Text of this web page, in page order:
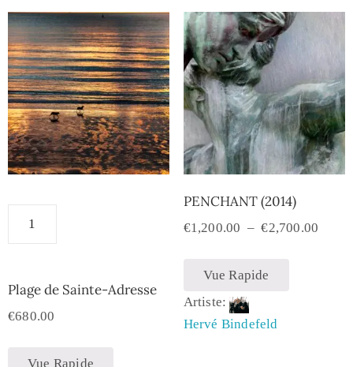
Plage de Sainte-Adresse
€680.00
Vue Rapide
PENCHANT (2014)
€1,200.00 – €2,700.00
Vue Rapide
Artiste:
Hervé Bindefeld